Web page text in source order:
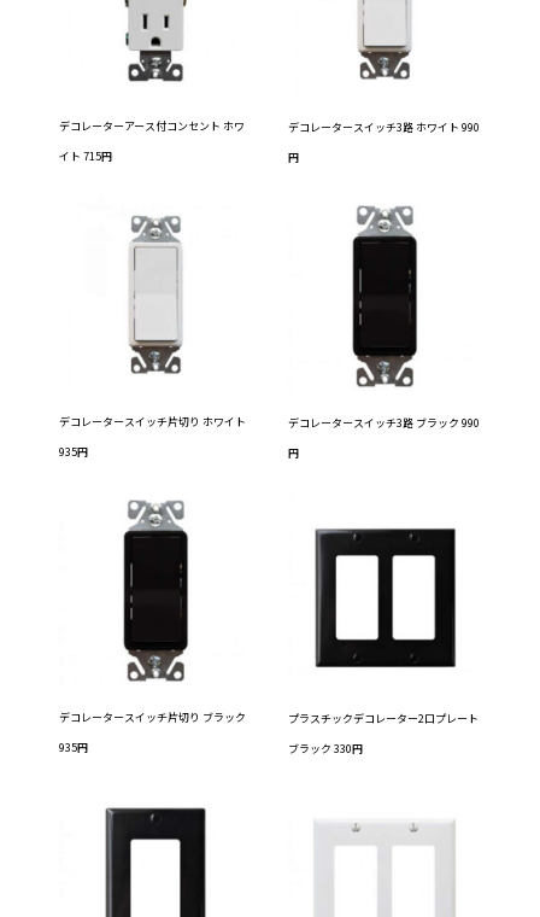
デコレーターアース付コンセント ホワ
イト 715円
デコレータースイッチ3路 ホワイト 990
円
デコレータースイッチ片切り ホワイト
935円
デコレータースイッチ3路 ブラック 990
円
デコレータースイッチ片切り ブラック
935円
プラスチックデコレーター2口プレート
ブラック 330円